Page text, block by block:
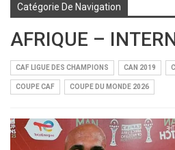
Catégorie De Navigation
AFRIQUE –
CAF LIGUE DES CHAMPIONS CAN 2019
COUPE CAF COUPE DU MONDE 2026